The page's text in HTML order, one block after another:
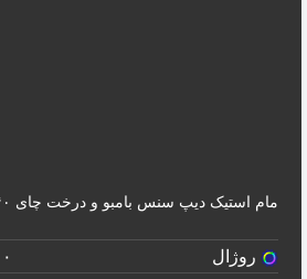
مام استیک دیپ سنس بامبو و درخت چای ۴۰ میلی لیتر
روژال